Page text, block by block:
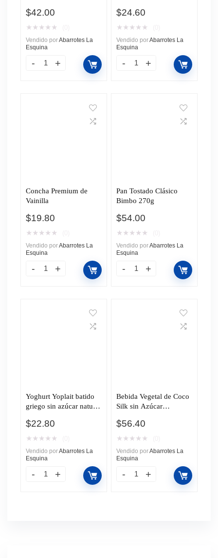
$42.00
★ ★ ★ ★ ★
Vendido porAbarrotes La
Esquina
$24.60
★ ★ ★ ★ ★
Vendido porAbarrotes La
Esquina
Concha Premium de
Vainilla
$19.80
★ ★ ★ ★ ★
Vendido porAbarrotes La
Esquina
Pan Tostado Clásico
Bimbo 270g
$54.00
★ ★ ★ ★ ★
Vendido porAbarrotes La
Esquina
Yoghurt Yoplait batido
griego sin azúcar natural
$22.80
★ ★ ★ ★ ★
Vendido porAbarrotes La
Esquina
Bebida Vegetal de Coco
Silk sin Azúcar
946ml
$56.40
★ ★ ★ ★ ★
Vendido porAbarrotes La
Esquina